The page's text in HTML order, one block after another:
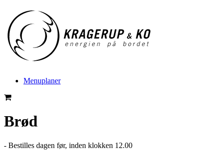
Menuplaner
Brød
- Bestilles dagen før, inden klokken 12.00